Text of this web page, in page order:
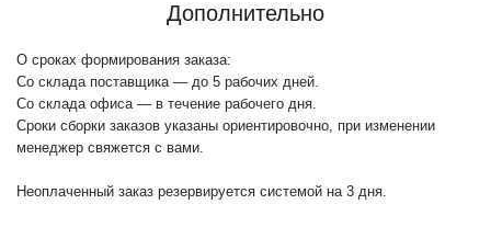
Дополнительно
О сроках формирования заказа:
Со склада поставщика — до 5 рабочих дней.
Со склада офиса — в течение рабочего дня.
Сроки сборки заказов указаны ориентировочно, при изменении
менеджер свяжется с вами.
Неоплаченный заказ резервируется системой на 3 дня.